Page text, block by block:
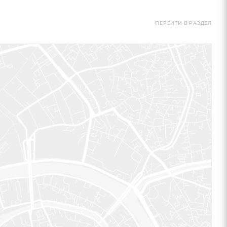
ПЕРЕЙТИ В РАЗДЕЛ